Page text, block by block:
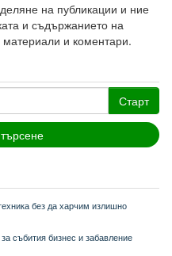
на публикации и ние
и съдържанието на
материали и коментари.
Старт
без да харчим излишно
събития бизнес и забавление